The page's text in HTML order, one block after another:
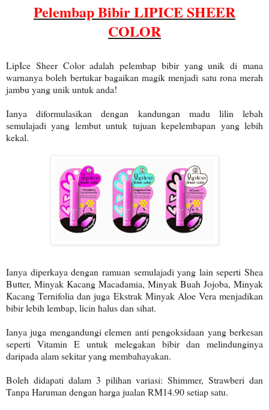
Pelembap Bibir LIPICE SHEER
COLOR
LipIce Sheer Color adalah pelembap bibir yang unik di mana
warnanya boleh bertukar bagaikan magik menjadi satu rona merah
jambu yang unik untuk anda!
Ianya diformulasikan dengan kandungan madu lilin lebah
semulajadi yang lembut untuk tujuan kepelembapan yang lebih
kekal.
Ianya diperkaya dengan ramuan semulajadi yang lain seperti Shea
Butter, Minyak Kacang Macadamia, Minyak Buah Jojoba, Minyak
Kacang Ternifolia dan juga Ekstrak Minyak Aloe Vera menjadikan
bibir lebih lembap, licin halus dan sihat.
Ianya juga mengandungi elemen anti pengoksidaan yang berkesan
seperti Vitamin E untuk melegakan bibir dan melindunginya
daripada alam sekitar yang membahayakan.
Boleh didapati dalam 3 pilihan variasi: Shimmer, Strawberi dan
Tanpa Haruman dengan harga jualan RM14.90 setiap satu.